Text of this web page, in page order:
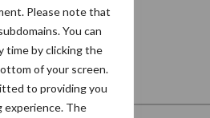
Please note that
You can
time by clicking the
of your screen.
to providing you
experience. The
regelgeving